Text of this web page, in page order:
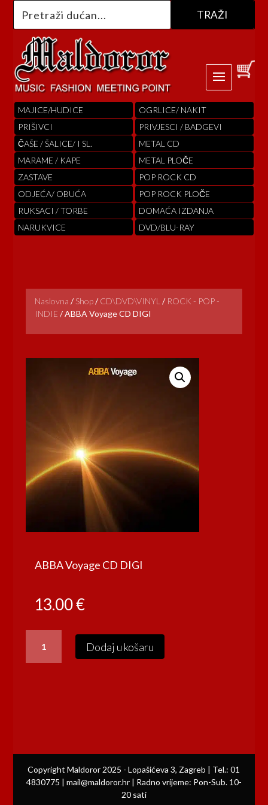
MAJICE/HUDICE
PRIŠIVCI
ČAŠE / ŠALICE/ I SL.
MARAME / KAPE
ZASTAVE
ODJEĆA/ OBUĆA
RUKSACI / TORBE
NARUKVICE
OGRLICE/ NAKIT
PRIVJESCI / BADGEVI
METAL CD
METAL PLOČE
POP ROCK CD
POP ROCK PLOČE
DOMAĆA IZDANJA
DVD/BLU-RAY
Naslovna / Shop/ CD\DVD\VINYL / ROCK - POP -
INDIE /ABBA Voyage CD DIGI
ABBA Voyage CD DIGI
13.00€
Voyage
CD
Dodaj u košaru
Copyright Maldoror 2025 - Lopašićeva 3, Zagreb | Tel.: 01
4830775 | mail@maldoror.hr | Radno vrijeme: Pon-Sub. 10-
20 sati